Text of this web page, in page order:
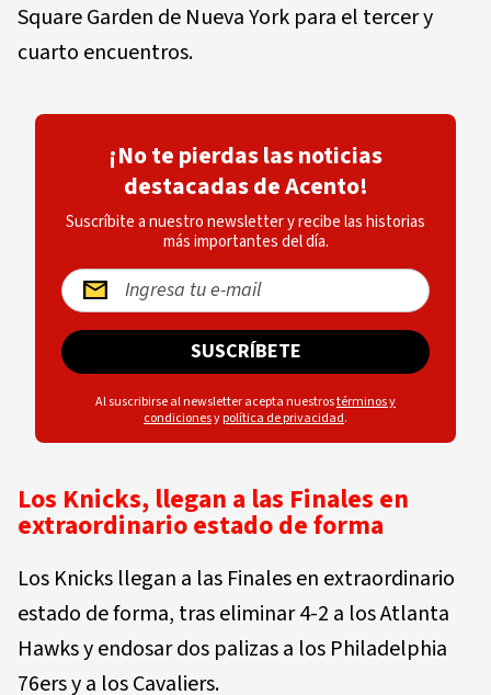
Square Garden de Nueva York para el tercer y
cuarto encuentros.
¡No te pierdas las noticias
destacadas de Acento!
Suscríbite a nuestro newsletter y recibe las historias
más importantes del día.
SUSCRÍBETE
Al suscribirse al newsletter acepta nuestrostérminos y
condicionesypolítica de privacidad.
Los Knicks, llegan a las Finales en
extraordinario estado de forma
Los Knicks llegan a las Finales en extraordinario
estado de forma, tras eliminar 4-2 a los Atlanta
Hawks y endosar dos palizas a los Philadelphia
76ers y a los Cavaliers.